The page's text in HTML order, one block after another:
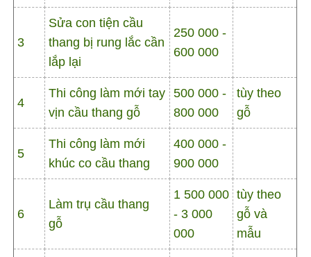
3
Sửa con tiện cầu
thang bị rung lắc cần
lắp lại
250 000 -
600 000
4
Thi công làm mới tay
vịn cầu thang gỗ
500 000 -
800 000
tùy theo
gỗ
5
Thi công làm mới
khúc co cầu thang
400 000 -
900 000
6
Làm trụ cầu thang
gỗ
1 500 000
- 3 000
000
tùy theo
gỗ và
mẫu